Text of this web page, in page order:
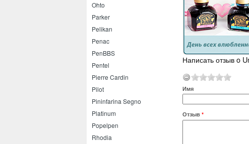
Ohto
Parker
Pelikan
Penac
PenBBS
Pentel
Pierre Cardin
Pilot
Pininfarina Segno
Platinum
Popelpen
Rhodia
Написать отзыв o
Имя
Отзыв *